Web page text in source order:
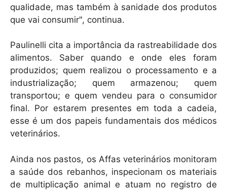
qualidade, mas também à sanidade dos produtos
que vai consumir", continua.
Paulinelli cita a importância da rastreabilidade dos
alimentos. Saber quando e onde eles foram
produzidos; quem realizou o processamento e a
industrialização; quem armazenou; quem
transportou; e quem vendeu para o consumidor
final. Por estarem presentes em toda a cadeia,
esse é um dos papeis fundamentais dos médicos
veterinários.
Ainda nos pastos, os Affas veterinários monitoram
a saúde dos rebanhos, inspecionam os materiais
de multiplicação animal e atuam no registro de